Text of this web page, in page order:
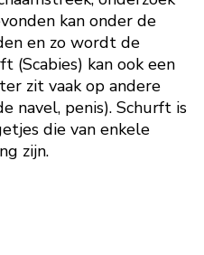
kan onder de
en zo wordt de
(Scabies) kan ook een
zit vaak op andere
navel, penis). Schurft is
die van enkele
zijn.